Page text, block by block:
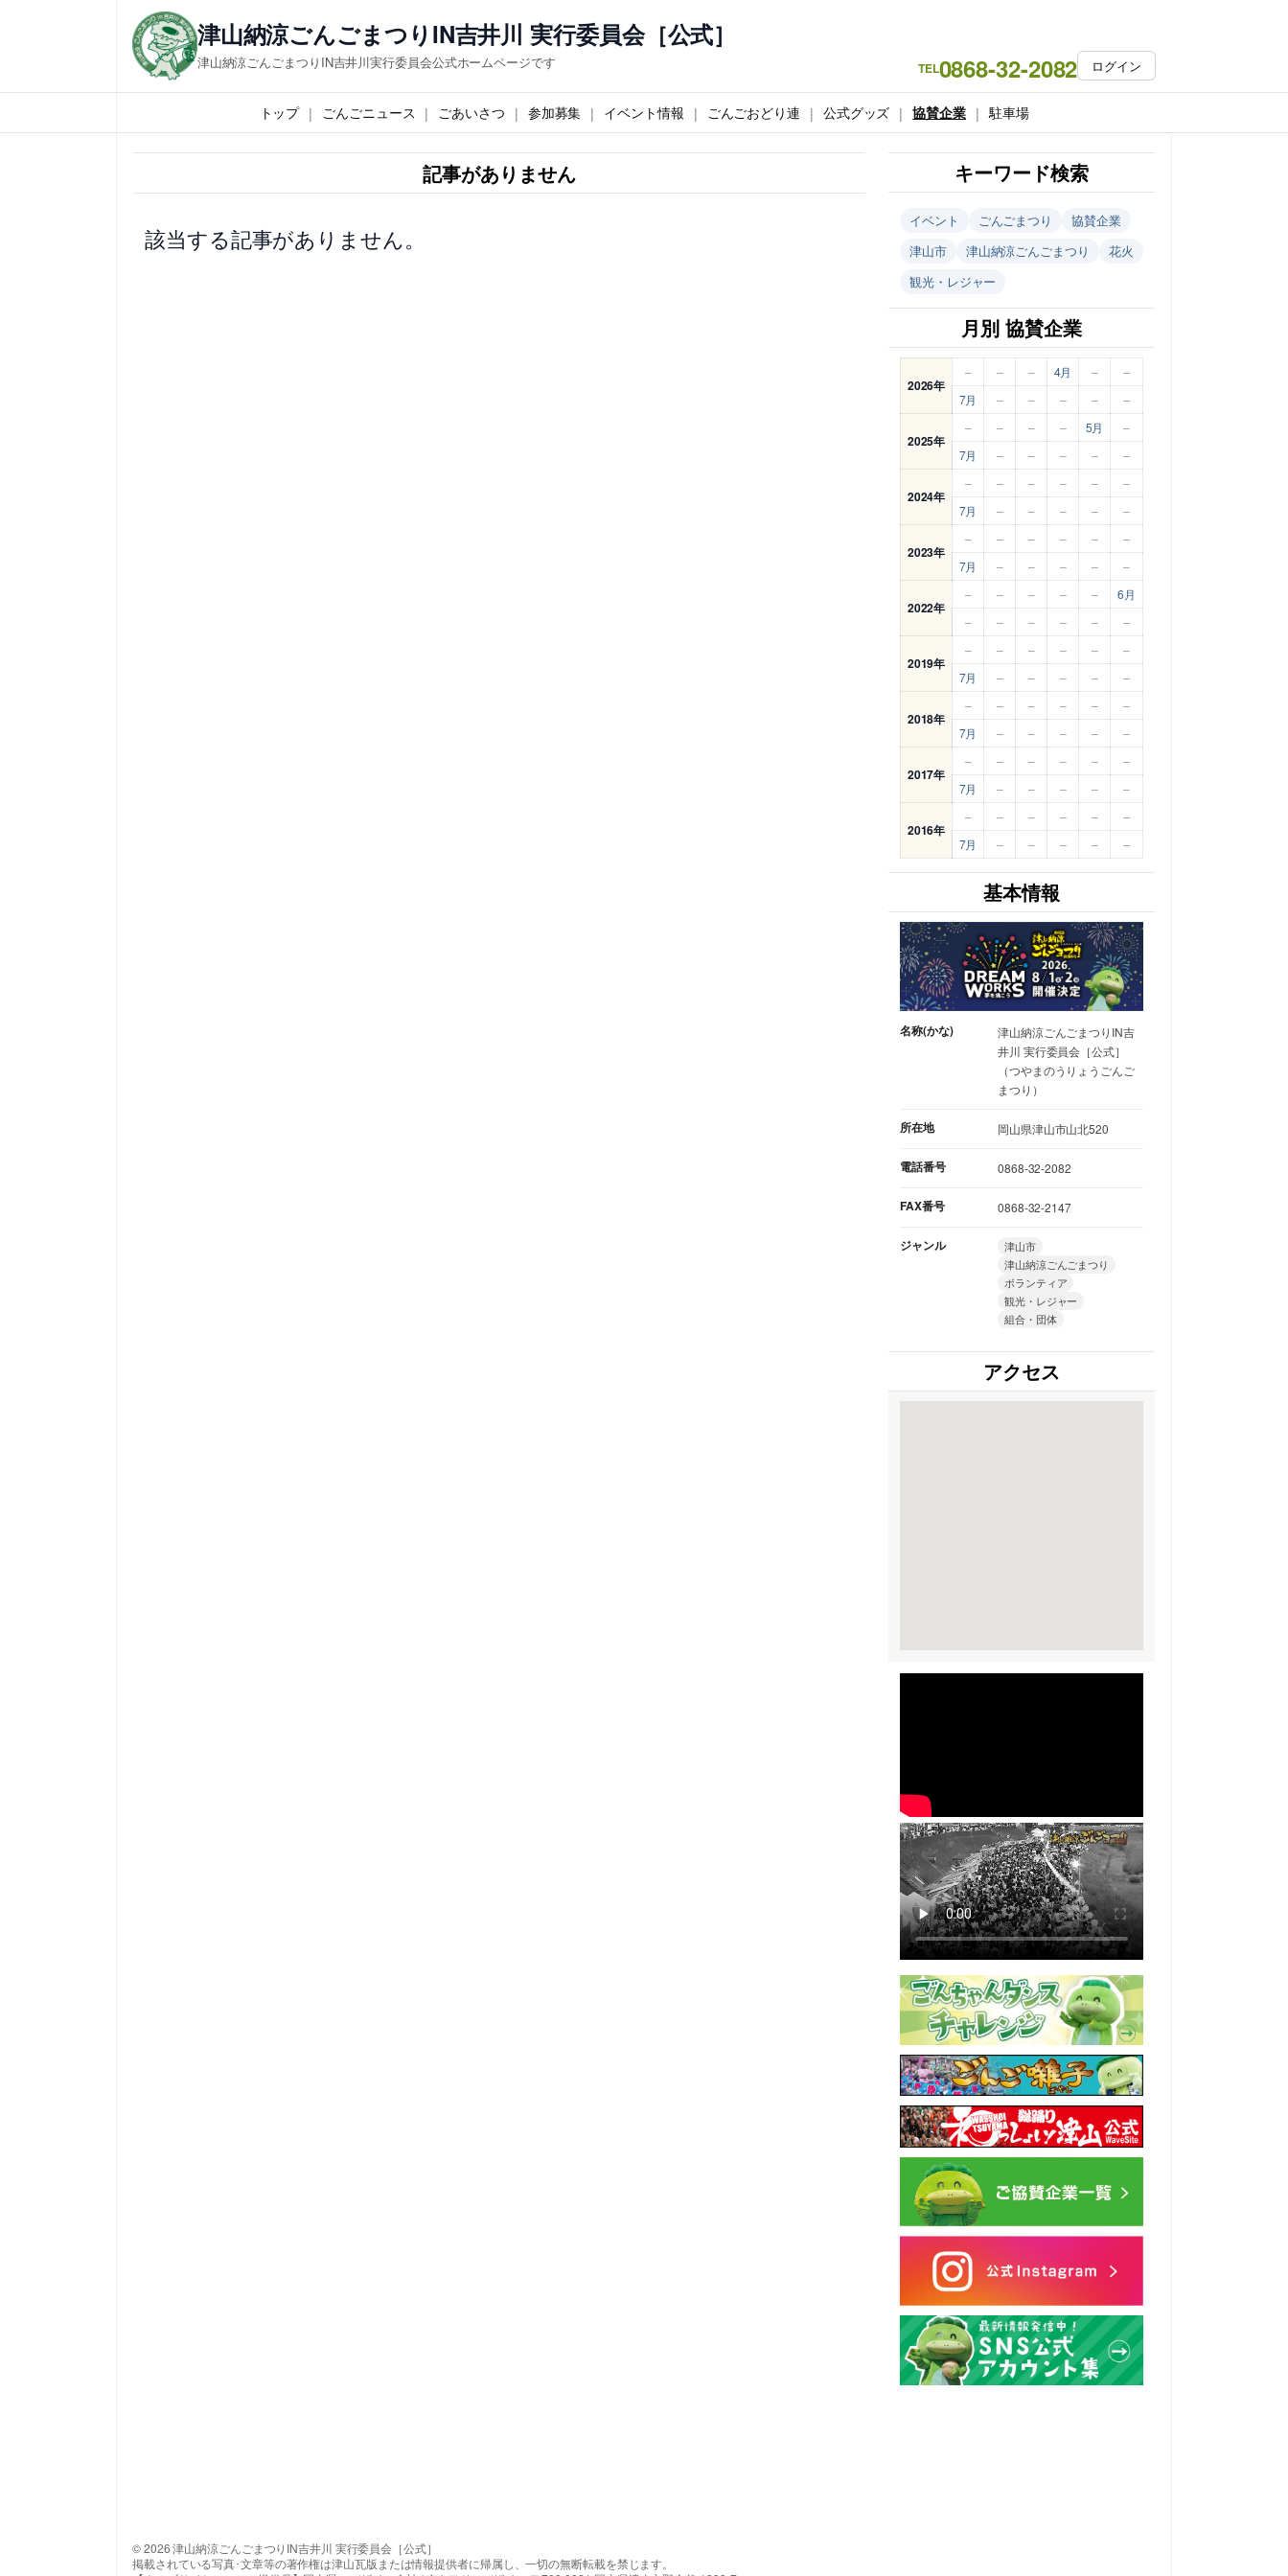
ス
キ
津山納涼ごんごまつりIN吉井川 実行委員会［公式］
津山納涼ごんごまつりIN吉井川実行委員会公式ホームページです TEL0868-32-2082 ログイン
トップ ごんごニュース ごあいさつ 参加募集 イベント情報 ごんごおどり連 公式グッズ 協賛企業 駐車場
記事がありません
該当する記事がありません。
キーワード検索
イベント ごんごまつり
協賛企業
津山市
津山納涼ごんごまつり
花火
観光・レジャー
月別 協賛企業
2026年
– – – 4月 –
–
7月
– – – – –
2025年
– – – – 5月
–
7月
– – – – –
2024年
– – – – –
–
7月
– – – – –
2023年
– – – – –
–
7月
– – – – –
2022年
– – – – –
6月
–
– – – – –
2019年
– – – – –
–
7月
– – – – –
2018年
– – – – –
–
7月
– – – – –
2017年
– – – – –
–
7月
– – – – –
2016年
– – – – –
–
7月
– – – – –
基本情報
名称(かな)
津山納涼ごんごまつりIN吉
井川 実行委員会［公式］
（つやまのうりょうごんご
まつり）
所在地 岡山県津山市山北520
電話番号 0868-32-2082
FAX番号 0868-32-2147
ジャンル
津山市
津山納涼ごんごまつり
ボランティア
観光・レジャー
組合・団体
アクセス
© 2026 津山納涼ごんごまつりIN吉井川 実行委員会［公式］
掲載されている写真･文章等の著作権は津山瓦版または情報提供者に帰属し、一切の無断転載を禁じます。